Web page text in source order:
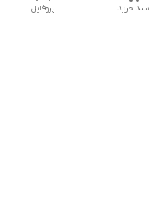
پروفایل سبد خرید